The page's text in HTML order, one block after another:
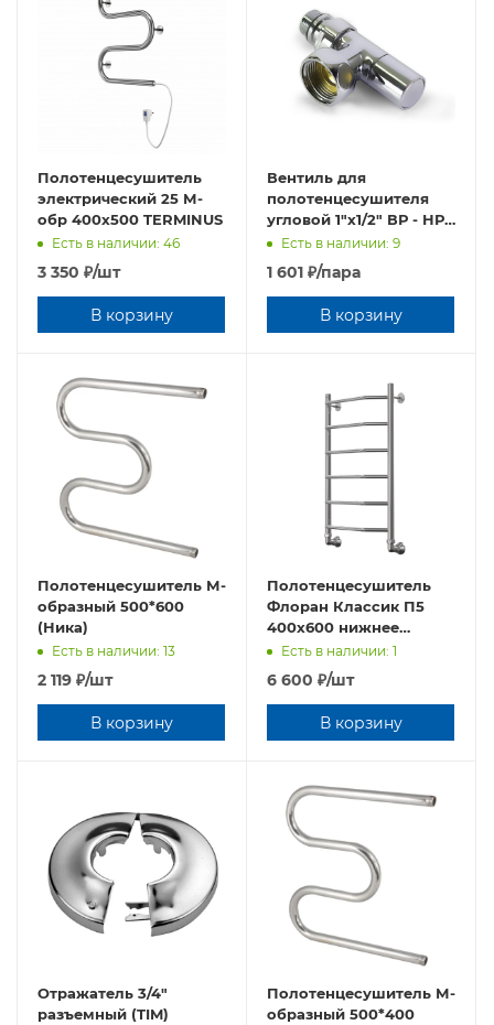
Полотенцесушитель
электрический 25 М-
обр 400х500 TERMINUS
Есть в наличии: 46
3 350 ₽/шт
В корзину
Вентиль для
полотенцесушителя
угловой 1"х1/2" ВР - НР
(TIM)
Есть в наличии: 9
1 601 ₽/пара
В корзину
Полотенцесушитель М-
образный 500*600
(Ника)
Есть в наличии: 13
2 119 ₽/шт
В корзину
Полотенцесушитель
Флоран Классик П5
400х600 нижнее
подключение
Есть в наличии: 1
6 600 ₽/шт
В корзину
Отражатель 3/4"
paзъeмный (TIM)
Полотенцесушитель М-
образный 500*400